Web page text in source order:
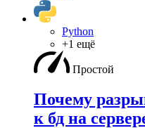
Python
+1 ещё
Простой
Почему
к бд на